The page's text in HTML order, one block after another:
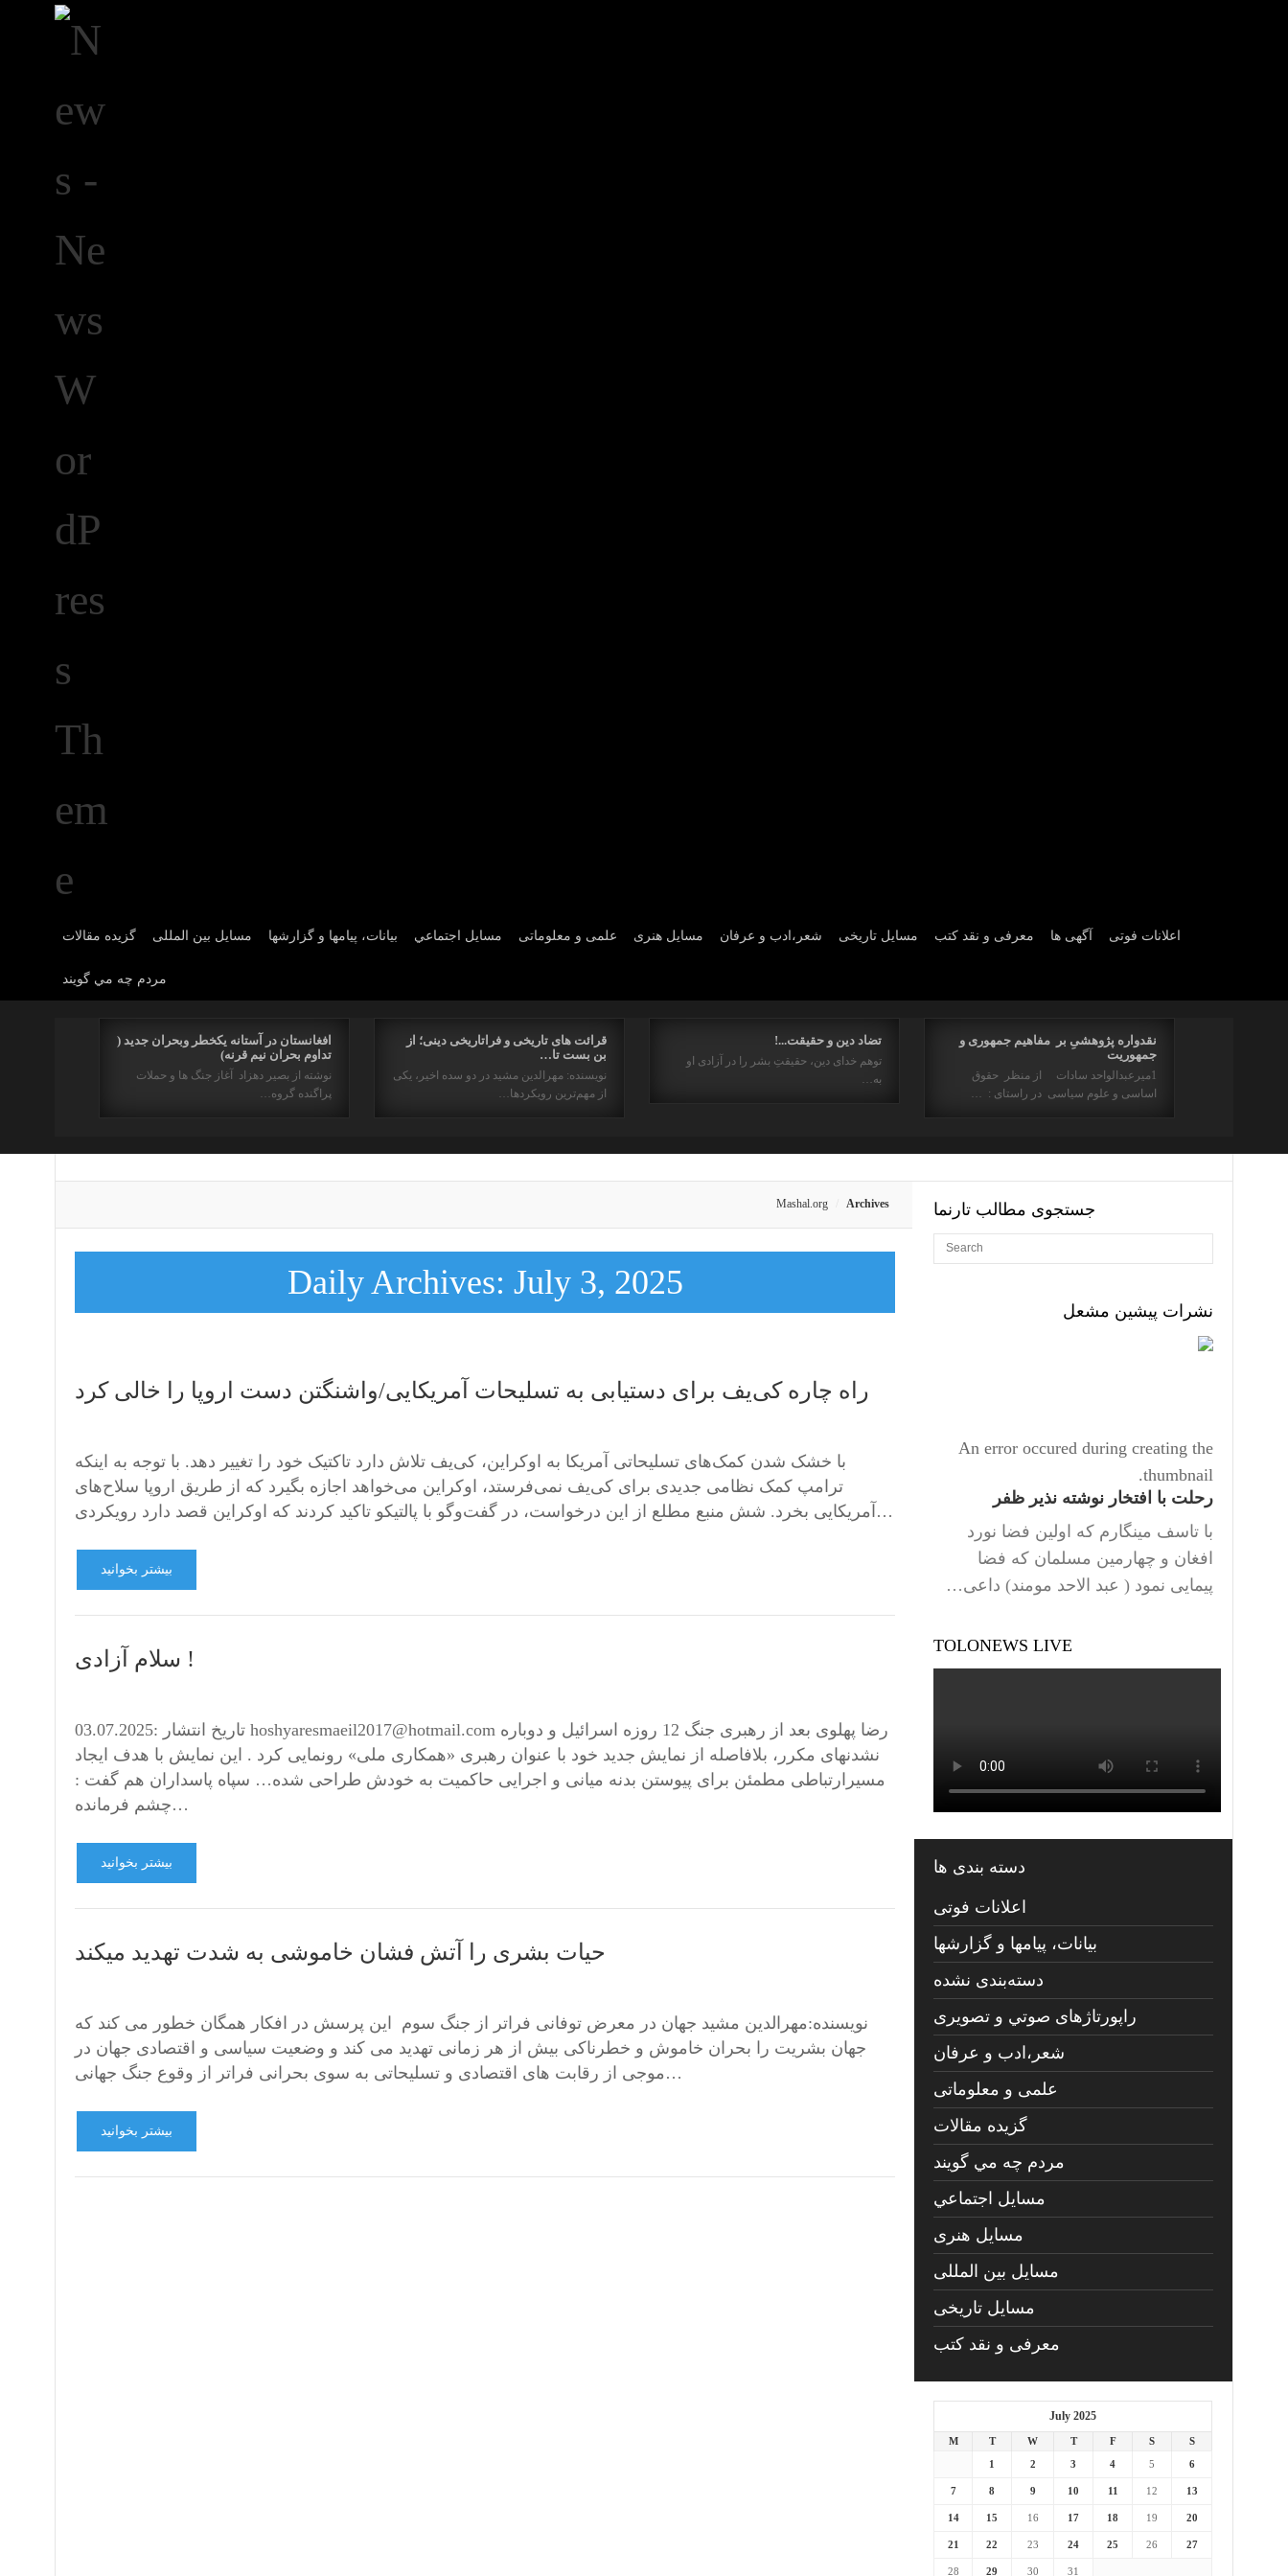
گزیده مقالات مسایل بین المللی بیانات، پیامها و گزارشها مسايل اجتماعي علمی و معلوماتی مسايل هنری شعر،ادب و عرفان مسایل تاریخی معرفی و نقد کتب آگهی ها اعلانات فوتی
مردم چه مي گويند
افغانستان در آستانه یکخطر وبحران جدید (
تداوم بحران نیم قرنه)
نوشته از بصیر دهزاد آغاز جنگ ها و حملات
پراگنده گروه…
قرائت های تاریخی و فراتاریخی دینی؛ از
بن بست تا…
نویسنده: مهرالدین مشید در دو سده اخیر، یکی
از مهم‌ترین رویکردها…
تضاد دین و حقیقت...!
توهم خدای دین، حقیقتِ بشر را در آزادی او
به…
نقدواره پژوهشیِ بر مفاهیم جمهوری و
جمهوریت
1میرعبدالواحد سادات از منظر حقوق
اساسی و علوم سیاسی در راستای : …
Mashal.org Archives
Daily Archives: July 3, 2025
راه چاره کی‌یف برای دستیابی به تسلیحات آمریکایی/واشنگتن دست اروپا را خالی کرد
با خشک شدن کمک‌های تسلیحاتی آمریکا به اوکراین، کی‌یف تلاش دارد تاکتیک خود را تغییر دهد. با توجه به اینکه
ترامپ کمک نظامی جدیدی برای کی‌یف نمی‌فرستد، اوکراین می‌خواهد اجازه بگیرد که از طریق اروپا سلاح‌های
آمریکایی بخرد. شش منبع مطلع از این درخواست، در گفت‌وگو با پالتیکو تاکید کردند که اوکراین قصد دارد رویکردی…
بیشتر بخوانید
سلام آزادی !
تاریخ انتشار :03.07.2025 hoshyaresmaeil2017@hotmail.com رضا پهلوی بعد از رهبری جنگ 12 روزه اسرائیل و دوباره
نشدنهای مکرر، بلافاصله از نمایش جدید خود با عنوان رهبری «همکاری ملی» رونمایی کرد . این نمایش با هدف ایجاد
مسیرارتباطی مطمئن برای پیوستن بدنه میانی و اجرایی حاکمیت به خودش طراحی شده… سپاه پاسداران هم گفت :
چشم فرمانده…
بیشتر بخوانید
حیات بشری را آتش فشان خاموشی به شدت تهدید میکند
نویسنده:مهرالدین مشید جهان در معرض توفانی فراتر از جنگ سوم این پرسش در افکار همگان خطور می کند که
جهان بشریت را بحران خاموش و خطرناکی بیش از هر زمانی تهدید می کند و وضعیت سیاسی و اقتصادی جهان در
موجی از رقابت های اقتصادی و تسلیحاتی به سوی بحرانی فراتر از وقوع جنگ جهانی…
بیشتر بخوانید
جستجوی مطالب تارنما
نشرات پیشین مشعل
An error occured during creating the
thumbnail.
رحلت با افتخار نوشته نذیر ظفر
با تاسف مینگارم که اولین فضا نورد
افغان و چهارمین مسلمان که فضا
پیمایی نمود ( عبد الاحد مومند) داعی…
TOLONEWS LIVE
دسته بندی ها
اعلانات فوتی
بیانات، پیامها و گزارشها
دسته‌بندی نشده
راپورتاژهای صوتي و تصويری
شعر،ادب و عرفان
علمی و معلوماتی
گزیده مقالات
مردم چه مي گويند
مسايل اجتماعي
مسايل هنری
مسایل بین المللی
مسایل تاریخی
معرفی و نقد کتب
July 2025
M T W T F S
S
1
2 3 4 5 6
7 8 9 10 11 12 13
14 15 16 17 18 19 20
21 22 23 24 25 26 27
28 29 30 31